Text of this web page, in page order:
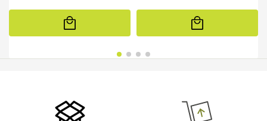
Προσθήκη
καλάθι
Προσθήκη
καλάθι